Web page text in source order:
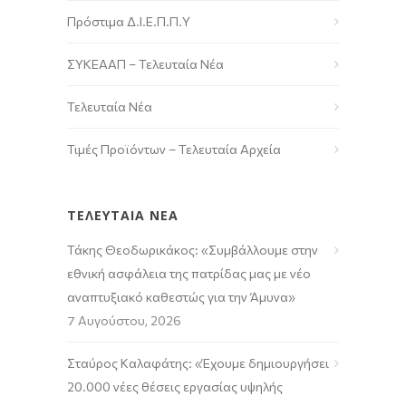
Πρόστιμα Δ.Ι.Ε.Π.Π.Υ
ΣΥΚΕΑΑΠ – Τελευταία Νέα
Τελευταία Νέα
Τιμές Προϊόντων – Τελευταία Αρχεία
ΤΕΛΕΥΤΑΙΑ ΝΕΑ
Τάκης Θεοδωρικάκος: «Συμβάλλουμε στην
εθνική ασφάλεια της πατρίδας μας με νέο
αναπτυξιακό καθεστώς για την Άμυνα»
7 Αυγούστου, 2026
Σταύρος Καλαφάτης: «Έχουμε δημιουργήσει
20.000 νέες θέσεις εργασίας υψηλής